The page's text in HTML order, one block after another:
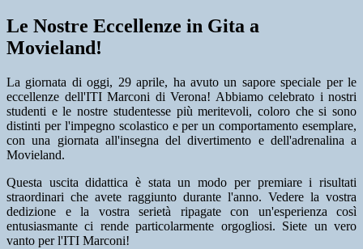
Le Nostre Eccellenze in Gita a
Movieland!
La giornata di oggi, 29 aprile, ha avuto un sapore speciale per le
eccellenze dell'ITI Marconi di Verona! Abbiamo celebrato i nostri
studenti e le nostre studentesse più meritevoli, coloro che si sono
distinti per l'impegno scolastico e per un comportamento esemplare,
con una giornata all'insegna del divertimento e dell'adrenalina a
Movieland.
Questa uscita didattica è stata un modo per premiare i risultati
straordinari che avete raggiunto durante l'anno. Vedere la vostra
dedizione e la vostra serietà ripagate con un'esperienza così
entusiasmante ci rende particolarmente orgogliosi. Siete un vero
vanto per l'ITI Marconi!